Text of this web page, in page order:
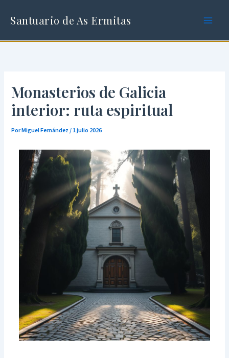
Santuario de As Ermitas
Monasterios de Galicia
interior: ruta espiritual
PorMiguel Fernández/1 julio 2026